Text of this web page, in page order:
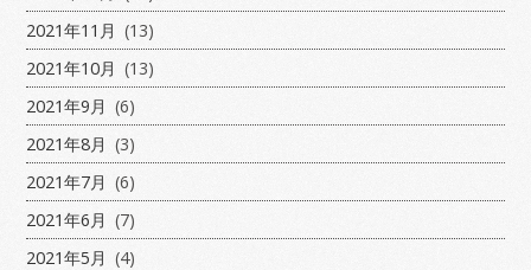
2021年11月 (13)
2021年10月 (13)
2021年9月 (6)
2021年8月 (3)
2021年7月 (6)
2021年6月 (7)
2021年5月 (4)